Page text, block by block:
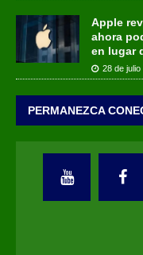
Apple
ahora
en lugar
28 de julio
PERMANEZCA